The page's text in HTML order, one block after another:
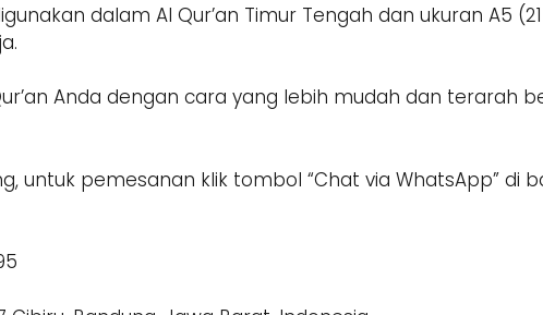
dalam Al Qur’an Timur Tengah dan ukuran A5
Anda dengan cara yang lebih mudah dan terarah
untuk pemesanan klik tombol “Chat via WhatsApp” di